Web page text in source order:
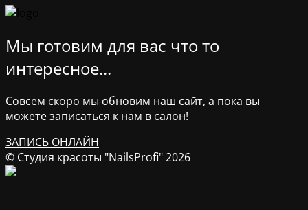
Мы готовим для вас что то
интересное...
Совсем скоро мы обновим наш сайт, а пока вы
можете записаться к нам в салон!
ЗАПИСЬ ОНЛАЙН
© Студия красоты "NailsProfi" 2026